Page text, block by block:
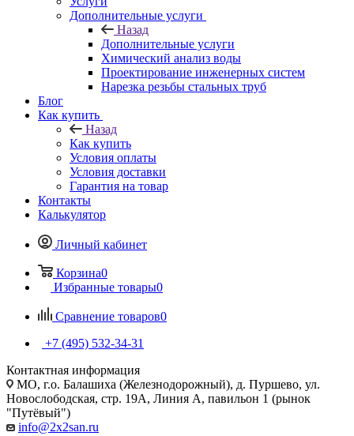
Дополнительные услуги
Назад
Дополнительные услуги
Химический анализ воды
Проектирование инженерных систем
Нарезка резьбы стальных труб
Блог
Как купить
Назад
Как купить
Условия оплаты
Условия доставки
Гарантия на товар
Контакты
Калькулятор
Личный кабинет
Корзина0
Избранные товары0
Сравнение товаров0
+7 (495) 532‑34‑31
Контактная информация
МО, г.о. Балашиха (Железнодорожный), д. Пуршево, ул.
Новослободская, стр. 19А, Линия А, павильон 1 (рынок
"Путёвый")
info@2x2san.ru